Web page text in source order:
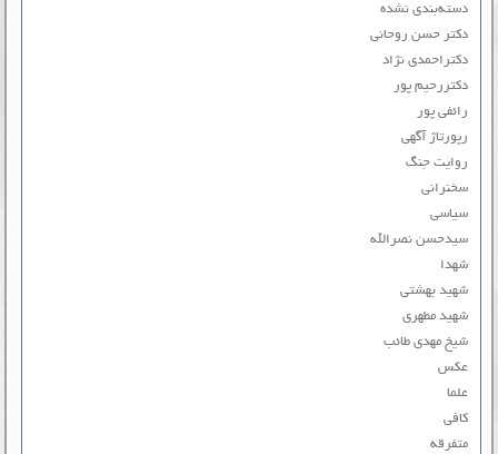
دسته‌بندی نشده
دکتر حسن روحانی
دکتراحمدی نژاد
دکتررحیم پور
رائفی پور
رپورتاژ آگهی
روایت جنگ
سخنرانی
سیاسی
سیدحسن نصرالله
شهدا
شهید بهشتی
شهید مطهری
شیخ مهدی طائب
عکس
علما
کافی
متفرقه